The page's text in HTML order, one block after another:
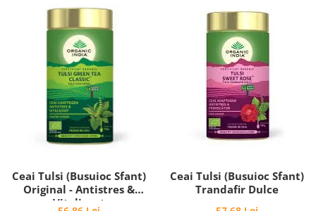
Ceai Tulsi (Busuioc Sfant)
Original - Antistres &
Vitalizant
Ceai Tulsi (Busuioc Sfant)
Trandafir Dulce